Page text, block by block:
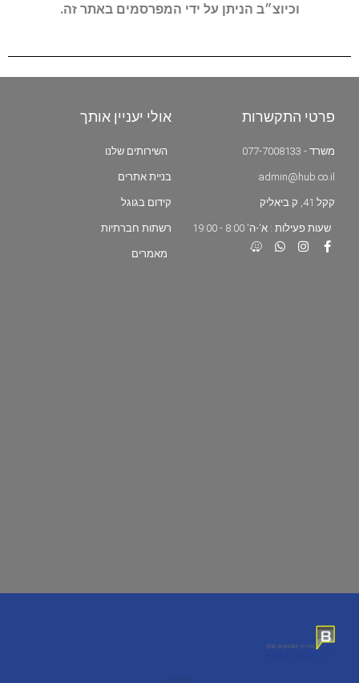
וכיוצ״ב הניתן על ידי המפרסמים באתר זה.
פרטי התקשרות
משרד - 077-7008133
admin@hub.co.il
קקל 41, ק.ביאליק
שעות פעילות : א'-ה' 8:00 - 19:00
אולי יעניין אותך
השירותים שלנו
בניית אתרים
קידום בגוגל
רשתות חברתיות
מאמרים